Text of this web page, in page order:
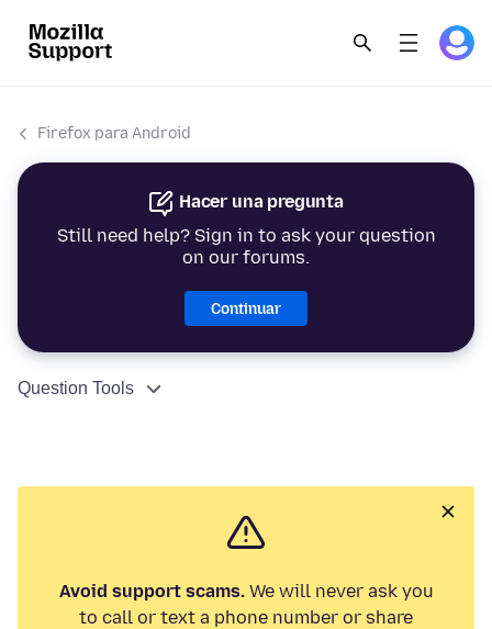
Firefox para Android
Hacer una pregunta
Still need help? Sign in to ask your question
on our forums.
Continuar
Question Tools
Avoid support scams.We will never ask you
to call or text a phone number or share